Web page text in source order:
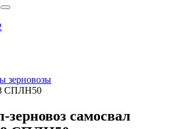
зерновозы
СПЛН50
самосвал